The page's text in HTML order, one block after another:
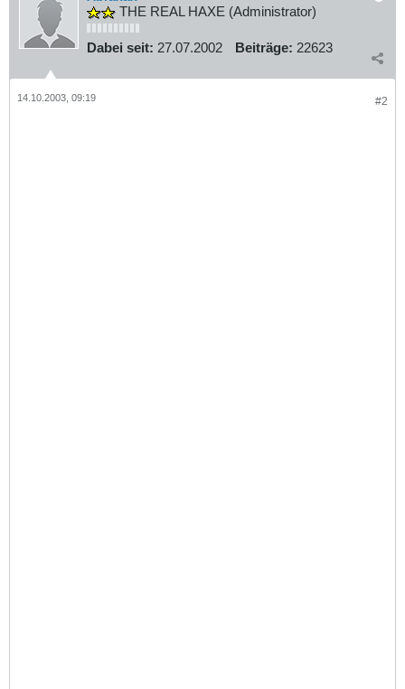
THE REAL HAXE (Administrator)
Dabei seit: 27.07.2002 Beiträge: 22623
#2
14.10.2003, 09:19